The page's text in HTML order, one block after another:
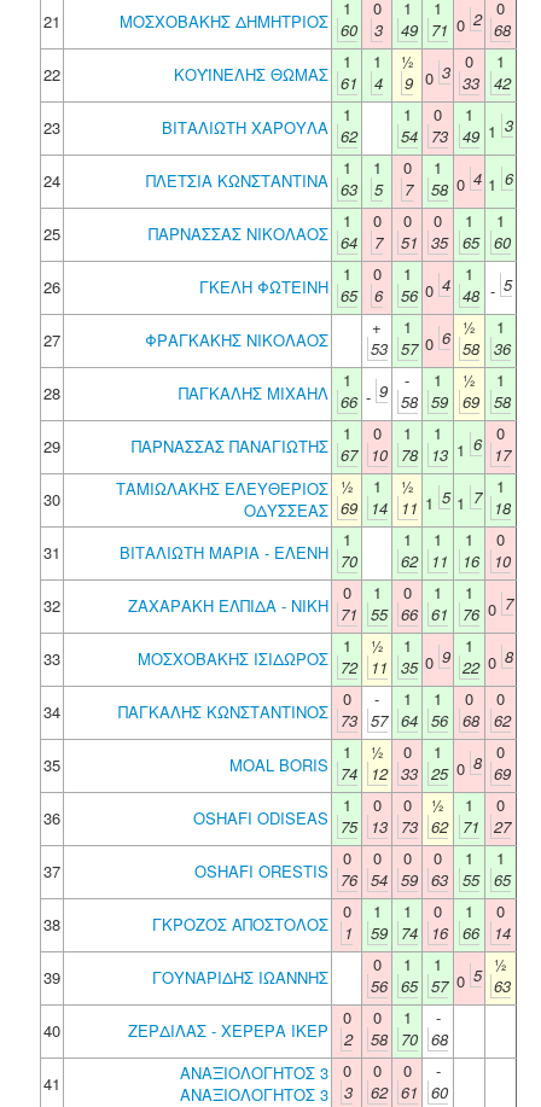
21 ΜΟΣΧΟΒΑΚΗΣ ΔΗΜΗΤΡΙΟΣ
1
60
0
3
1
49
1
71 0 2
0
68
22
ΚΟΥΪΝΕΛΗΣ ΘΩΜΑΣ
1
61
1
4
½
9 0 3
0
33
1
42
23
ΒΙΤΑΛΙΩΤΗ ΧΑΡΟΥΛΑ
1
62
1
54
0
73
1
49 1 3
24 ΠΛΕΤΣΙΑ ΚΩΝΣΤΑΝΤΙΝΑ
1
63
1
5
0
7
1
58 0 4 1 6
25 ΠΑΡΝΑΣΣΑΣ ΝΙΚΟΛΑΟΣ
1
64
0
7
0
51
0
35
1
65
1
60
26
ΓΚΕΛΗ ΦΩΤΕΙΝΗ
1
65
0
6
1
56 0 4
1
48 - 5
27 ΦΡΑΓΚΑΚΗΣ ΝΙΚΟΛΑΟΣ
+
53
1
57 0 6 ½
58
1
36
28
ΠΑΓΚΑΛΗΣ ΜΙΧΑΗΛ
1
66 - 9
-
58
1
59
½
69
1
58
29
ΠΑΡΝΑΣΣΑΣ ΠΑΝΑΓΙΩΤΗΣ
1
67
0
10
1
78
1
13 1 6
0
17
30
ΤΑΜΙΩΛΑΚΗΣ ΕΛΕΥΘΕΡΙΟΣ
ΟΔΥΣΣΕΑΣ
½
69
1
14
½
11 1 5 1 7
1
18
31
ΒΙΤΑΛΙΩΤΗ ΜΑΡΙΑ - ΕΛΕΝΗ
1
70
1
62
1
11
1
16
0
10
32
ΖΑΧΑΡΑΚΗ ΕΛΠΙΔΑ - ΝΙΚΗ
0
71
1
55
0
66
1
61
1
76 0 7
33 ΜΟΣΧΟΒΑΚΗΣ ΙΣΙΔΩΡΟΣ
1
72
½
11
1
35 0 9
1
22 0 8
34 ΠΑΓΚΑΛΗΣ ΚΩΝΣΤΑΝΤΙΝΟΣ
0
73
-
57
1
64
1
56
0
68
0
62
35
MOAL BORIS
1
74
½
12
0
33
1
25 0 8
0
69
36
OSHAFI ODISEAS
1
75
0
13
0
73
½
62
1
71
0
27
37
OSHAFI ORESTIS
0
76
0
54
0
59
0
63
1
55
1
65
38
ΓΚΡΟΖΟΣ ΑΠΟΣΤΟΛΟΣ
0
1
1
59
1
74
0
16
1
66
0
14
39
ΓΟΥΝΑΡΙΔΗΣ ΙΩΑΝΝΗΣ
0
56
1
65
1
57 0 5 ½
63
40
ΖΕΡΔΙΛΑΣ - ΧΕΡΕΡΑ ΙΚΕΡ
0
2
0
58
1
70
-
68
41
ΑΝΑΞΙΟΛΟΓΗΤΟΣ 3
ΑΝΑΞΙΟΛΟΓΗΤΟΣ 3
0
3
0
62
0
61
-
60